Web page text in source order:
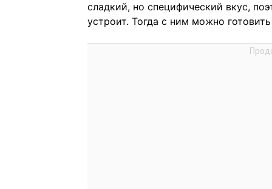
сладкий, но специфический вкус,
устроит. Тогда с ним можно